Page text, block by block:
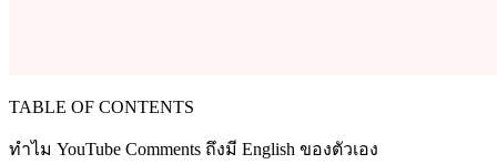
TABLE OF CONTENTS
ทำไม YouTube Comments ถึงมี English ของตัวเอง